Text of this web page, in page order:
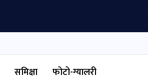
समिक्षा फोटो-ग्यालरी